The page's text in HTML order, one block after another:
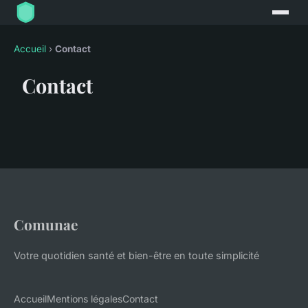
Accueil › Contact
Contact
Comunae
Votre quotidien santé et bien-être en toute simplicité
AccueilMentions légalesContact